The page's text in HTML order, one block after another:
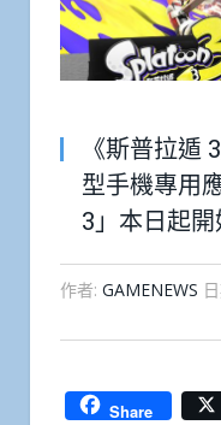
《斯普拉遁
型手機專用
3」本日起開
作者: GAMENEWS
Share